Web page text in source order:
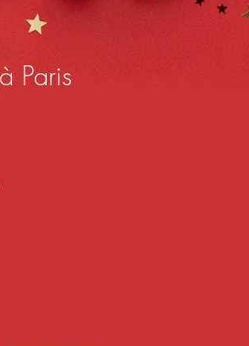
Paris